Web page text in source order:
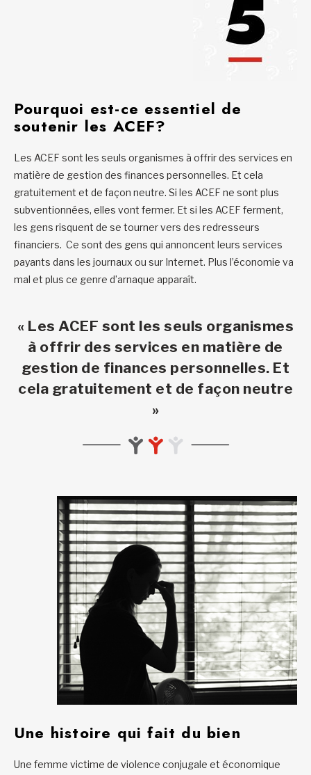
Pourquoi est-ce essentiel de
soutenir les ACEF?
Les ACEF sont les seuls organismes à offrir des services en
matière de gestion des finances personnelles. Et cela
gratuitement et de façon neutre. Si les ACEF ne sont plus
subventionnées, elles vont fermer. Et si les ACEF ferment,
les gens risquent de se tourner vers des redresseurs
financiers. Ce sont des gens qui annoncent leurs services
payants dans les journaux ou sur Internet. Plus l’économie va
mal et plus ce genre d’arnaque apparaît.
« Les ACEF sont les seuls organismes
à offrir des services en matière de
gestion de finances personnelles. Et
cela gratuitement et de façon neutre
»
Une histoire qui fait du bien
Une femme victime de violence conjugale et économique